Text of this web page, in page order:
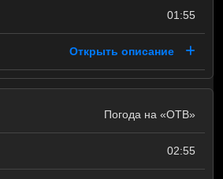
01:55
Открыть описание
Погода на «ОТВ»
02:55